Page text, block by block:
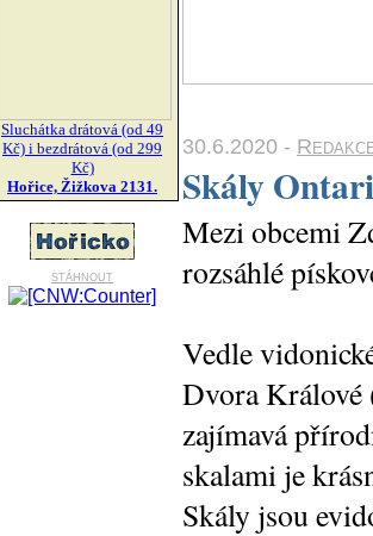
Sluchátka drátová (od 49
Kč) i bezdrátová (od 299
Kč)
Hořice, Žižkova 2131.
stáhnout
30.6.2020 -
Skály
Mezi obcemi
rozsáhlé
Vedle
Dvora Králové
zajímavá
skalami je
Skály jsou